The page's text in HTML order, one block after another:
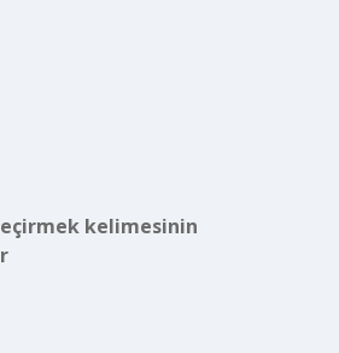
kelimesinin